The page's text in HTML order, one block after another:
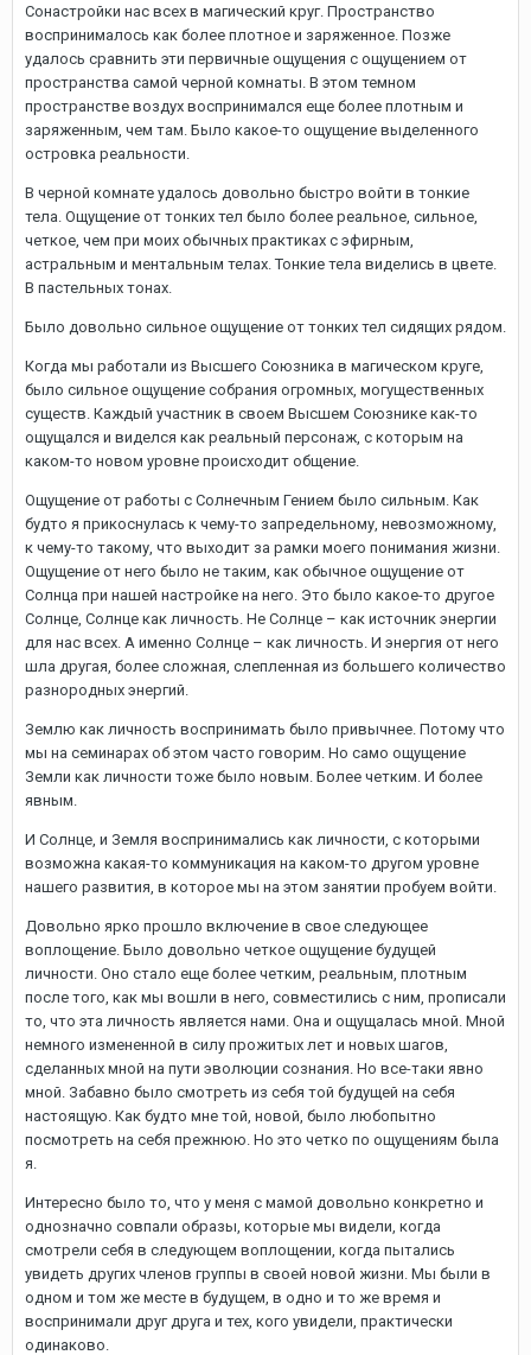
Сонастройки нас всех в магический круг. Пространство
воспринималось как более плотное и заряженное. Позже
удалось сравнить эти первичные ощущения с ощущением от
пространства самой черной комнаты. В этом темном
пространстве воздух воспринимался еще более плотным и
заряженным, чем там. Было какое-то ощущение выделенного
островка реальности.
В черной комнате удалось довольно быстро войти в тонкие
тела. Ощущение от тонких тел было более реальное, сильное,
четкое, чем при моих обычных практиках с эфирным,
астральным и ментальным телах. Тонкие тела виделись в цвете.
В пастельных тонах.
Было довольно сильное ощущение от тонких тел сидящих рядом.
Когда мы работали из Высшего Союзника в магическом круге,
было сильное ощущение собрания огромных, могущественных
существ. Каждый участник в своем Высшем Союзнике как-то
ощущался и виделся как реальный персонаж, с которым на
каком-то новом уровне происходит общение.
Ощущение от работы с Солнечным Гением было сильным. Как
будто я прикоснулась к чему-то запредельному, невозможному,
к чему-то такому, что выходит за рамки моего понимания жизни.
Ощущение от него было не таким, как обычное ощущение от
Солнца при нашей настройке на него. Это было какое-то другое
Солнце, Солнце как личность. Не Солнце – как источник энергии
для нас всех. А именно Солнце – как личность. И энергия от него
шла другая, более сложная, слепленная из большего количество
разнородных энергий.
Землю как личность воспринимать было привычнее. Потому что
мы на семинарах об этом часто говорим. Но само ощущение
Земли как личности тоже было новым. Более четким. И более
явным.
И Солнце, и Земля воспринимались как личности, с которыми
возможна какая-то коммуникация на каком-то другом уровне
нашего развития, в которое мы на этом занятии пробуем войти.
Довольно ярко прошло включение в свое следующее
воплощение. Было довольно четкое ощущение будущей
личности. Оно стало еще более четким, реальным, плотным
после того, как мы вошли в него, совместились с ним, прописали
то, что эта личность является нами. Она и ощущалась мной. Мной
немного измененной в силу прожитых лет и новых шагов,
сделанных мной на пути эволюции сознания. Но все-таки явно
мной. Забавно было смотреть из себя той будущей на себя
настоящую. Как будто мне той, новой, было любопытно
посмотреть на себя прежнюю. Но это четко по ощущениям была
я.
Интересно было то, что у меня с мамой довольно конкретно и
однозначно совпали образы, которые мы видели, когда
смотрели себя в следующем воплощении, когда пытались
увидеть других членов группы в своей новой жизни. Мы были в
одном и том же месте в будущем, в одно и то же время и
воспринимали друг друга и тех, кого увидели, практически
одинаково.